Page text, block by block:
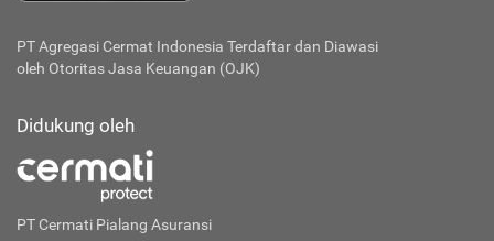
PT Agregasi Cermat Indonesia Terdaftar dan Diawasi
oleh Otoritas Jasa Keuangan (OJK)
Didukung oleh
PT Cermati Pialang Asuransi